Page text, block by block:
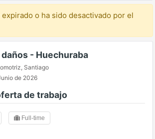
expirado o ha sido desactivado por el
- Huechuraba
, Santiago
de 2026
de trabajo
Full-time